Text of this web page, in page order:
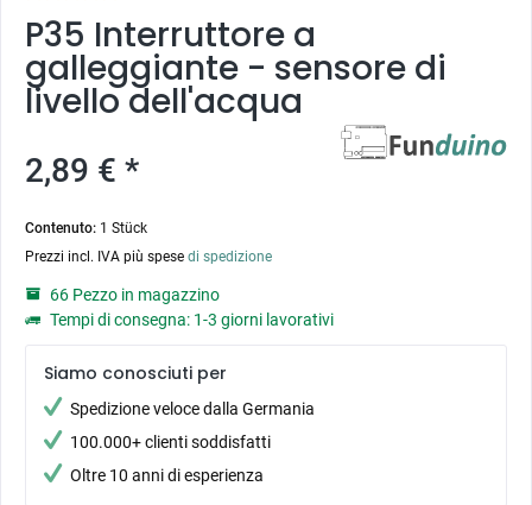
P35 Interruttore a
galleggiante - sensore di
livello dell'acqua
2,89 € *
Contenuto: 1 Stück
Prezzi incl. IVA più spese di spedizione
66 Pezzo in magazzino
Tempi di consegna: 1-3 giorni lavorativi
Siamo conosciuti per
Spedizione veloce dalla Germania
100.000+ clienti soddisfatti
Oltre 10 anni di esperienza